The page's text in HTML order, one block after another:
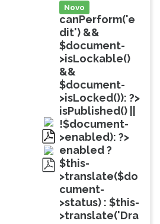
pdf
pdf
Novo
canPerform('e
dit') &&
$document-
>isLockable()
&&
$document-
>isLocked()): ?>
isPublished() ||
!$document-
>enabled): ?>
enabled ?
$this-
>translate($do
cument-
>status) : $this-
>translate('Dra